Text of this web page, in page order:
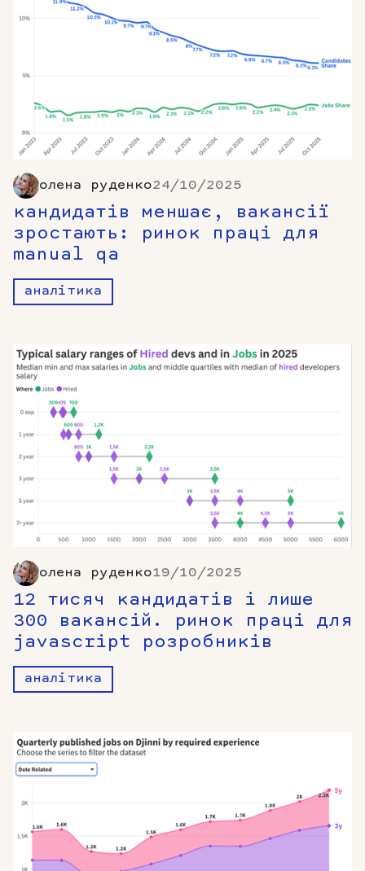
олена руденко24/10/2025
кандидатів меншає, вакансії
зростають: ринок праці для
manual qa
аналітика
олена руденко19/10/2025
12 тисяч кандидатів і лише
300 вакансій. ринок праці для
javascript розробників
аналітика